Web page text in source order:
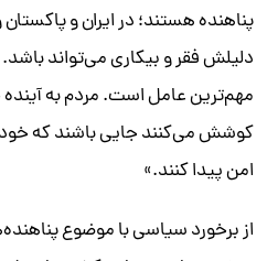
پناهنده هستند؛ در ایران و
دلیلش فقر و بیکاری می‌تواند
مهم‌ترین عامل است. مردم به آینده
کوشش می‌کنند جایی باشند که
امن پیدا کنند.»
از برخورد سیاسی با موضوع